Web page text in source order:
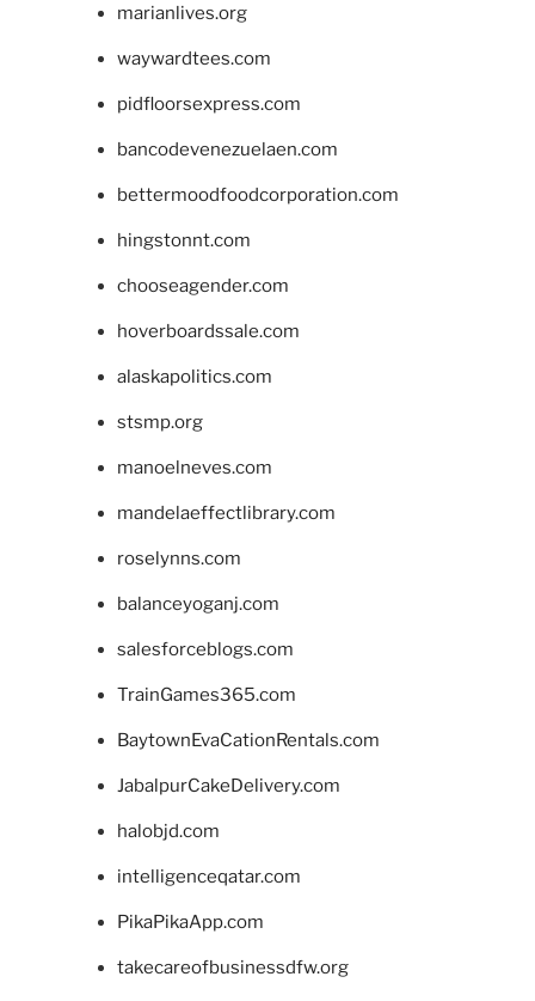
marianlives.org
waywardtees.com
pidfloorsexpress.com
bancodevenezuelaen.com
bettermoodfoodcorporation.com
hingstonnt.com
chooseagender.com
hoverboardssale.com
alaskapolitics.com
stsmp.org
manoelneves.com
mandelaeffectlibrary.com
roselynns.com
balanceyoganj.com
salesforceblogs.com
TrainGames365.com
BaytownEvaCationRentals.com
JabalpurCakeDelivery.com
halobjd.com
intelligenceqatar.com
PikaPikaApp.com
takecareofbusinessdfw.org